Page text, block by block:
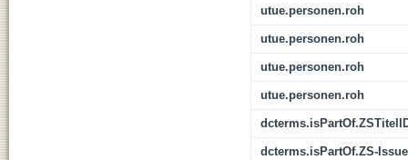
utue.personen.roh
utue.personen.roh
utue.personen.roh
utue.personen.roh
dcterms.isPartOf.ZS-Issue